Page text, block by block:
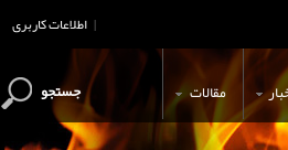
اطلاعات کاربری |
مقالات جستجو